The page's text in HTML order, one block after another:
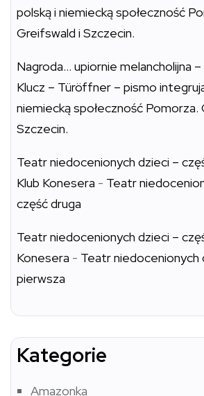
polską i niemiecką społeczność
Greifswald i Szczecin.
Nagroda… upiornie melancholijna
Klucz – Türöffner – pismo
niemiecką społeczność Pomorza.
Szczecin.
Teatr niedocenionych dzieci –
Klub Konesera - Teatr
część druga
Teatr niedocenionych dzieci –
Konesera - Teatr niedocenionych
pierwsza
Kategorie
Amazonka